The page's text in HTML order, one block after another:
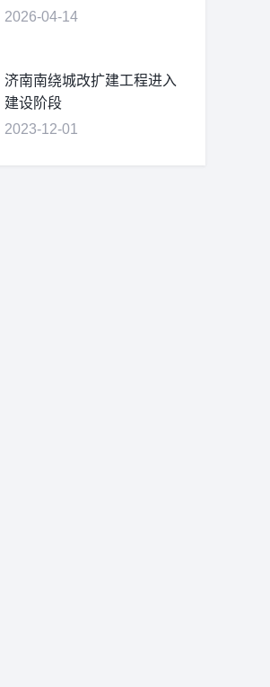
2026-04-14
济南南绕城改扩建工程进入
建设阶段
2023-12-01